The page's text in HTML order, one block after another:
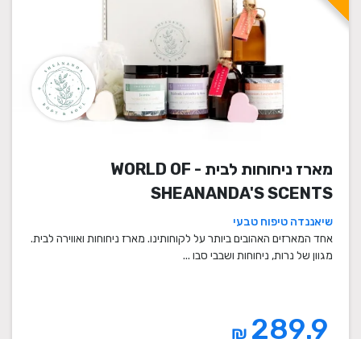
מארז ניחוחות לבית - WORLD OF
SHEANANDA'S SCENTS
שיאננדה טיפוח טבעי
אחד המארזים האהובים ביותר על לקוחותינו. מארז ניחוחות ואווירה לבית.
מגוון של נרות, ניחוחות ושבבי סבו ...
289.9
₪